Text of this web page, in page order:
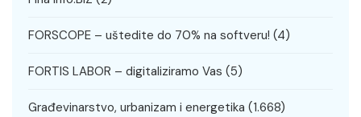
FORSCOPE – uštedite do 70% na softveru! (4)
FORTIS LABOR – digitaliziramo Vas (5)
Građevinarstvo, urbanizam i energetika (1.668)